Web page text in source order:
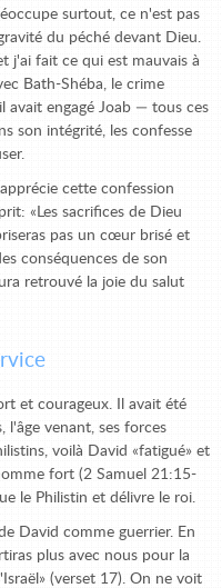
surtout, ce n'est pas
du péché devant Dieu.
j'ai fait ce qui est mauvais à
Bath-Shéba, le crime
avait engagé Joab — tous ces
son intégrité, les confesse
cette confession
«Les sacrifices de Dieu
pas un cœur brisé et
conséquences de son
retrouvé la joie du salut
et courageux. Il avait été
l'âge venant, ses forces
voilà David «fatigué» et
fort (2 Samuel 21:15-
le Philistin et délivre le roi.
David comme guerrier. En
plus avec nous pour la
(verset 17). On ne voit